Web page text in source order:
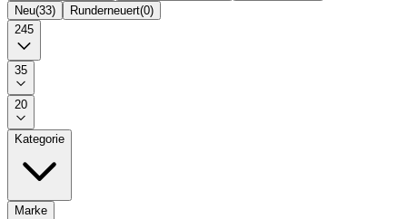
Neu(33) Runderneuert(0)
245
35
20
Kategorie
Marke